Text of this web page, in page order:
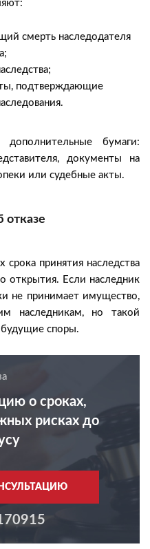
смерть наследодателя
подтверждающие
бумаги:
документы на
или судебные акты.
отказе
срока принятия наследства
открытия. Если наследник
не принимает имущество,
наследникам, но такой
будущие споры.
о сроках,
рисках до